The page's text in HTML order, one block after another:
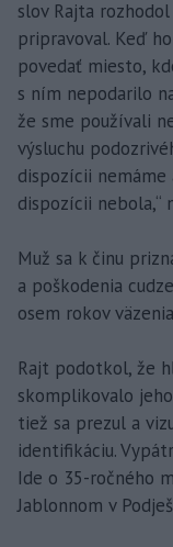
slov Rajta
pripravoval. Keď
povedať miesto,
s ním nepodarilo
že sme používali
výsluchu
dispozícii nemáme
dispozícii nebola,“
Muž sa k činu
a poškodenia
osem rokov
Rajt podotkol, že
skomplikovalo
tiež sa prezul a
identifikáciu.
Ide o 35-ročného
Jablonnom v